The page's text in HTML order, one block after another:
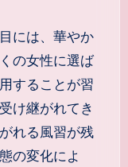
には、華やか
の女性に選ば
することが習
け継がれてき
れる風習が残
の変化によ